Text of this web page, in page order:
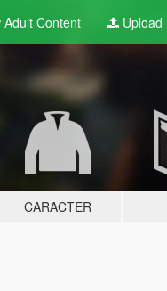
AdultContent Upload
CARACTER